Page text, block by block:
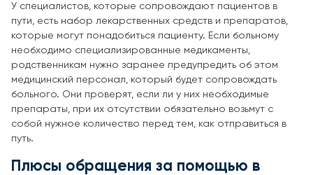
У специалистов, которые сопровождают пациентов в
пути, есть набор лекарственных средств и препаратов,
которые могут понадобиться пациенту. Если больному
необходимо специализированные медикаменты,
родственникам нужно заранее предупредить об этом
медицинский персонал, который будет сопровождать
больного. Они проверят, если ли у них необходимые
препараты, при их отсутствии обязательно возьмут с
собой нужное количество перед тем, как отправиться в
путь.
Плюсы обращения за помощью в